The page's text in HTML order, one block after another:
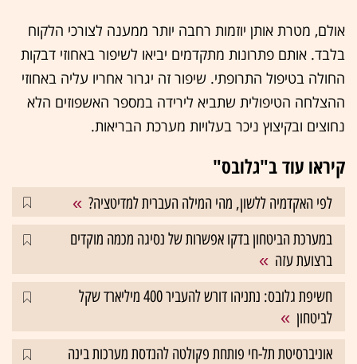
אולם, מטרת אותן יוזמות רחבה יותר ממענה לצורכי הלקוח
בלבד. אותם פתרונות מתקדמים יביאו לשיפור באחוזי דבקות
החולה בטיפול התרופתי. שיפור זה יגרור אחריו עליה באחוזי
ההצלחה הטיפולית שתביא לירידה במספר האשפוזים הלא
נחוצים ובקיצוץ ניכר בעלויות מערכת הבריאות.
קיראו עוד ב"גלובס"
לפי האקדמיה ללשון, מהי המילה העברית למדיטציה?
במערכת הביטחון בדקו אפשרות של נסיגה מכמה מוקדים
ברצועת עזה
חשיפת גלובס: נתניהו דורש להעביר 400 מיליארד שקל
לביטחון
אוניברסיטת תל-חי פותחת פקולטה להנדסת מערכות בינה